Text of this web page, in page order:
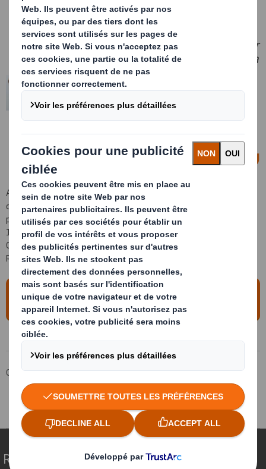
Il est essentiel que nos activités papier
et recyclage fonctionnent main dans la
main et je suis impatient de rejoindre
la division Paper pour soutenir notre
portefeuille d’usines en Europe, dans
une période où la demande de
— Rogier Gerritsen, directeur général de la division
Paper
Au cours de sa carrière chez DS Smith, il a accumulé une somme de
connaissances et d’expérience dans l’ensemble de la production de
papier et d’emballage durables et sera désormais responsable des
13 usines de papier de la société en Europe. Messieurs Orye et
Gerritsen seront tous deux rattachés à Niels Flierman, MD Paper,
Recycling et Capex.
En savoir plus sur les actualités de DS
Smith
Groupe DS Smith Média
Actualités
DS Smith nomme de nouveaux directeurs généraux pour les
divisions Recycling et Paper en Europe
Repenser l’emballage pour un monde qui